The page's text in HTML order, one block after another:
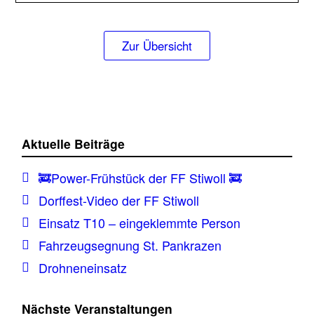
Zur Übersicht
Aktuelle Beiträge
🚒Power-Frühstück der FF Stiwoll 🚒
Dorffest-Video der FF Stiwoll
Einsatz T10 – eingeklemmte Person
Fahrzeugsegnung St. Pankrazen
Drohneneinsatz
Nächste Veranstaltungen